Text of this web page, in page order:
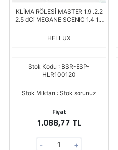
KLİMA RÖLESİ MASTER 1.9 .2.2
2.5 dCi MEGANE SCENIC 1.4 1.6
HELLUX
Stok Kodu : BSR-ESP-
HLR100120
Stok Miktarı : Stok sorunuz
Fiyat
1.088,77 TL
- +